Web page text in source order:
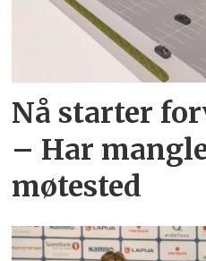
Nå starter
– Har
møtested